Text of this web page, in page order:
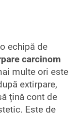
echipă de
carcinom
multe ori este
extirpare,
țină cont de
Este de